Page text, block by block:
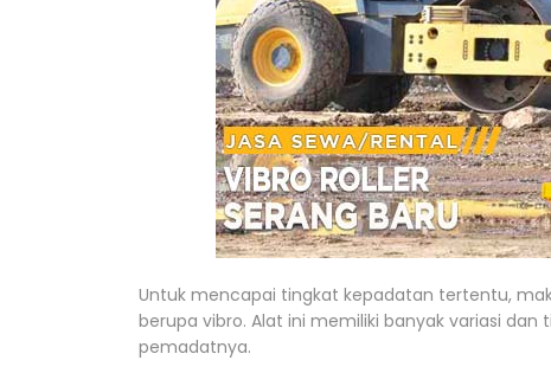
Untuk mencapai tingkat kepadatan tertentu,
berupa vibro. Alat ini memiliki banyak variasi
pemadatnya.